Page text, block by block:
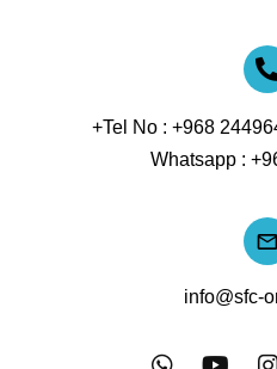
Tel No : +968
Whatsapp :
info@sfc-